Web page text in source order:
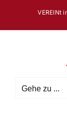
springen
VEREINt
Gehe zu ...